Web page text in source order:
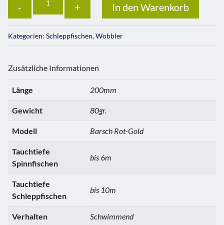
In den Warenkorb
Kategorien: Schleppfischen,Wobbler
Zusätzliche Informationen
Länge 200mm
Gewicht 80gr.
Modell Barsch Rot-Gold
Tauchtiefe
Spinnfischen
bis 6m
Tauchtiefe
Schleppfischen
bis 10m
Verhalten Schwimmend